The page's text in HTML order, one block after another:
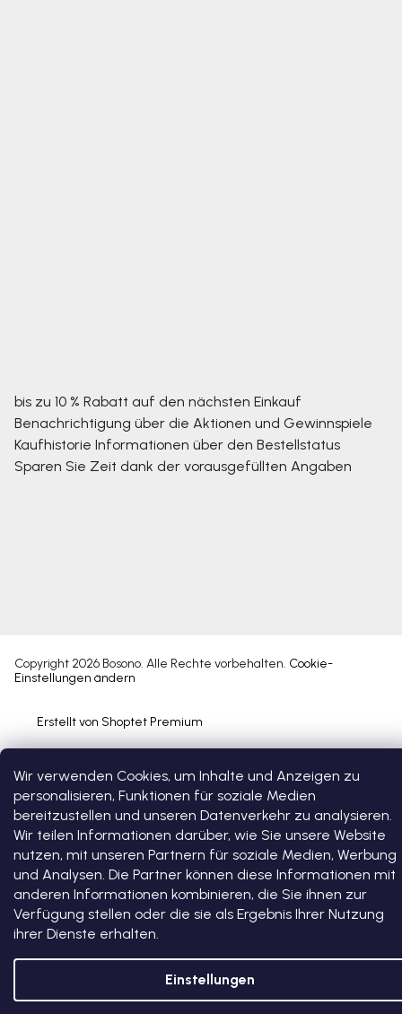
Wir verwenden Cookies, um Inhalte und Anzeigen zu
personalisieren, Funktionen für soziale Medien
bereitzustellen und unseren Datenverkehr zu analysieren.
Wir teilen Informationen darüber, wie Sie unsere Website
nutzen, mit unseren Partnern für soziale Medien, Werbung
und Analysen. Die Partner können diese Informationen mit
anderen Informationen kombinieren, die Sie ihnen zur
Verfügung stellen oder die sie als Ergebnis Ihrer Nutzung
ihrer Dienste erhalten.
Einstellungen
bis zu 10 % Rabatt auf den nächsten Einkauf
Benachrichtigung über die Aktionen und Gewinnspiele
Kaufhistorie Informationen über den Bestellstatus
Sparen Sie Zeit dank der vorausgefüllten Angaben
Erstellt von Shoptet Premium
Copyright 2026 Bosono. Alle Rechte vorbehalten. Cookie-
Einstellungen ändern